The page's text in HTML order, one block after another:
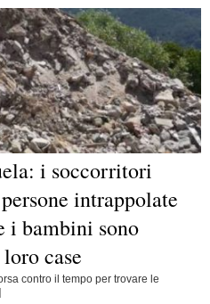
i soccorritori
intrappolate
i bambini sono
case
contro il tempo per trovare le